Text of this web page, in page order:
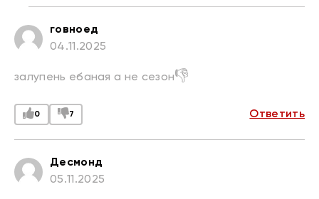
говноед
04.11.2025
залупень ебаная а не сезон👎
0 7 Ответить
Десмонд
05.11.2025